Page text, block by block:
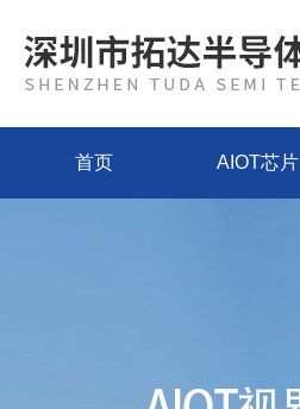
首页 AIOT芯片